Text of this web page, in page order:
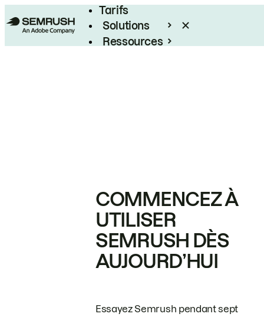
Tarifs
Solutions
Ressources
COMMENCEZ À
UTILISER
SEMRUSH DÈS
AUJOURD’HUI
Essayez Semrush pendant sept